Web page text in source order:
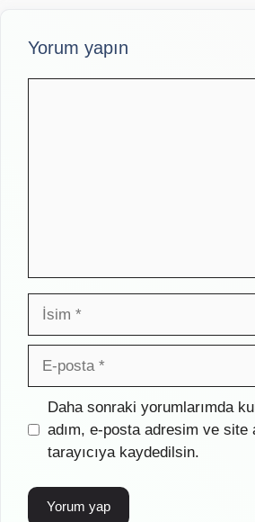
Yorum yapın
İsim
posta
İnternet
sitesi
Daha sonraki yorumlarımda
adım, e-posta adresim ve site
tarayıcıya kaydedilsin.